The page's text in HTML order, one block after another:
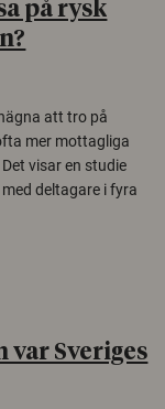
på rysk
att tro på
mer mottagliga
visar en studie
deltagare i fyra
var Sveriges